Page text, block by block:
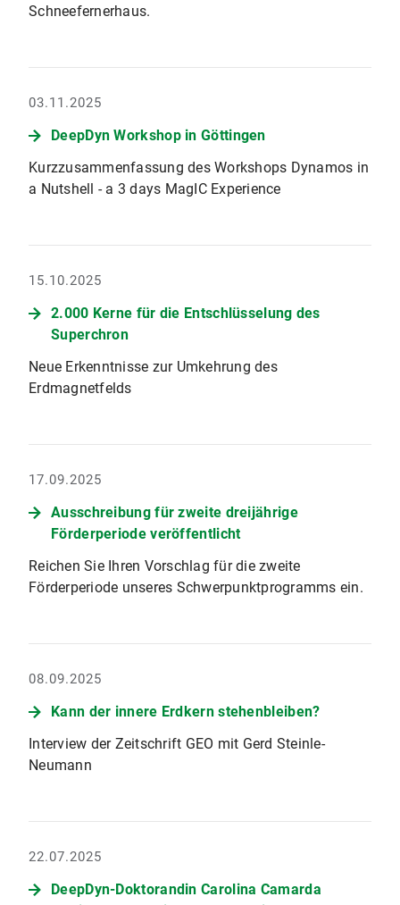
Schneefernerhaus.
03.11.2025
DeepDyn Workshop in Göttingen
Kurzzusammenfassung des Workshops Dynamos in
a Nutshell - a 3 days MagIC Experience
15.10.2025
2.000 Kerne für die Entschlüsselung des
Superchron
Neue Erkenntnisse zur Umkehrung des
Erdmagnetfelds
17.09.2025
Ausschreibung für zweite dreijährige
Förderperiode veröffentlicht
Reichen Sie Ihren Vorschlag für die zweite
Förderperiode unseres Schwerpunktprogramms ein.
08.09.2025
Kann der innere Erdkern stehenbleiben?
Interview der Zeitschrift GEO mit Gerd Steinle-
Neumann
22.07.2025
DeepDyn-Doktorandin Carolina Camarda